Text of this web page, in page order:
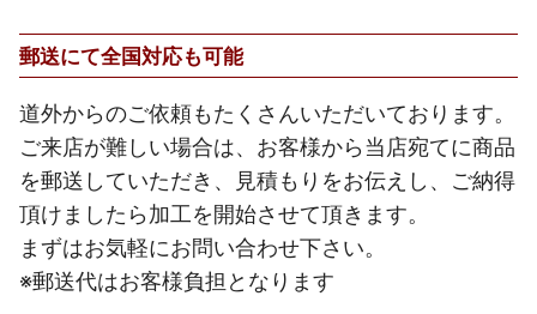
郵送にて全国対応も可能
道外からのご依頼もたくさんいただいております。
ご来店が難しい場合は、お客様から当店宛てに商品
を郵送していただき、見積もりをお伝えし、ご納得
頂けましたら加工を開始させて頂きます。
まずはお気軽にお問い合わせ下さい。
※郵送代はお客様負担となります